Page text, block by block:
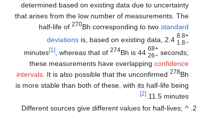
determined based on existing data due to uncertainty
that arises from the low number of measurements. The
half-life of270Bh corresponding to twostandard
deviations is, based on existing data, 2.4
+8.8
−1.8
minutes [1], whereas that of274Bh is44
+68
−26 seconds;
these measurements have overlappingconfidence
intervals. It is also possible that the unconfirmed278Bh
is more stable than both of these, with its half-life being
11.5 minutes.
[2]
^
Different sources give different values for half-lives;